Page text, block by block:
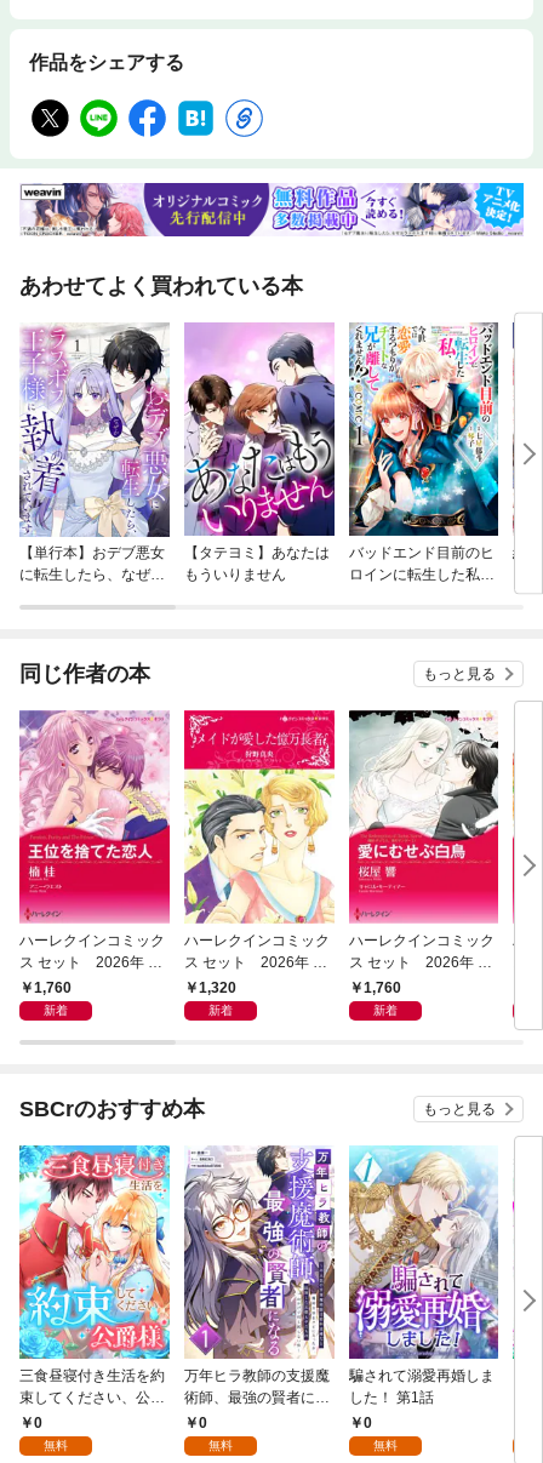
作品をシェアする
あわせてよく買われている本
【単行本】おデブ悪女
に転生したら、なぜか
【タテヨミ】あなたは
もういりません
バッドエンド目前のヒ
ロインに転生した私、
結
同じ作者の本 もっと見る
ハーレクインコミック
ス セット 2026年 vo
l.1085
1,760
新着
ハーレクインコミック
ス セット 2026年 vo
l.1023
1,320
新着
ハーレクインコミック
ス セット 2026年 vo
l.1084
1,760
新着
ハ
SBCrのおすすめ本 もっと見る
三食昼寝付き生活を約
束してください、公爵
様 1話
0
無料
万年ヒラ教師の支援魔
術師、最強の賢者にな
る～不人気の支援魔術
師は給料泥棒だと魔術
0
無料
騙されて溺愛再婚しま
した！ 第1話
0
無料